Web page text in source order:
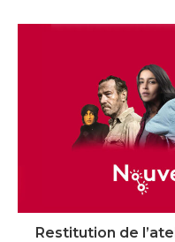
Restitution de